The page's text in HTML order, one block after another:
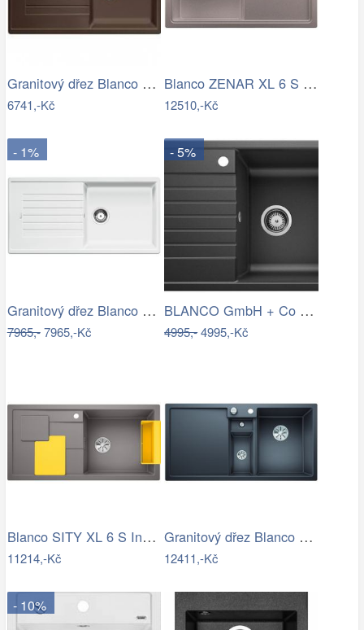
Granitový dřez Blanco ZIA 5 S káva…
6741,-Kč
Blanco ZENAR XL 6 S InFino Silgranit…
12510,-Kč
- 1%
Granitový dřez Blanco ZIA XL 6 S bílá…
7965,-7965,-Kč
- 5%
BLANCO GmbH + Co KG Granitový dřez…
4995,-4995,-Kč
Blanco SITY XL 6 S InFino Silgranit…
11214,-Kč
Granitový dřez Blanco COLLECTIS 6 S…
12411,-Kč
- 10%